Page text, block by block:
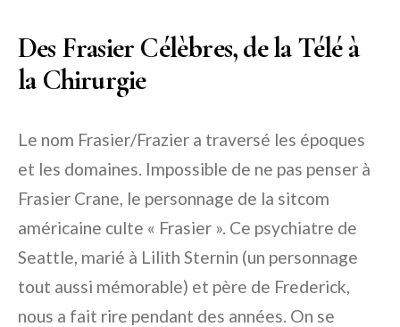
Des Frasier Célèbres, de la Télé à
la Chirurgie
Le nom Frasier/Frazier a traversé les époques
et les domaines. Impossible de ne pas penser à
Frasier Crane, le personnage de la sitcom
américaine culte « Frasier ». Ce psychiatre de
Seattle, marié à Lilith Sternin (un personnage
tout aussi mémorable) et père de Frederick,
nous a fait rire pendant des années. On se